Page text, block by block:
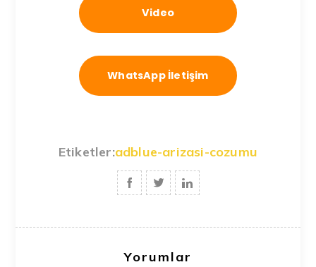
Video
WhatsApp İletişim
Etiketler:adblue-arizasi-cozumu
Yorumlar